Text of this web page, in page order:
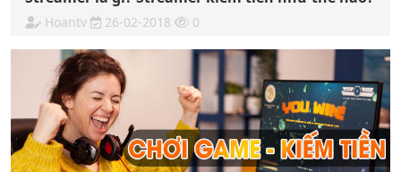
Hoantv 26-02-2018 0